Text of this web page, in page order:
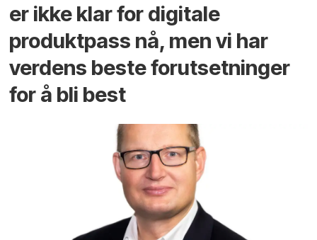
er ikke klar for digitale
produktpass nå, men vi har
verdens beste forutsetninger
for å bli best